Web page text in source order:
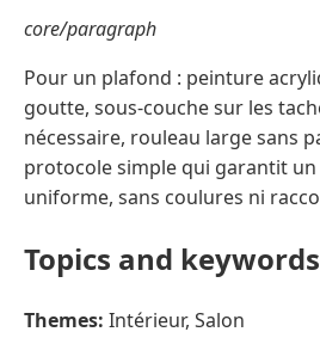
core/paragraph
Pour un plafond : peinture
goutte, sous-couche sur les
nécessaire, rouleau large sans
protocole simple qui garantit
uniforme, sans coulures ni
Topics and keywords
Themes: Intérieur, Salon